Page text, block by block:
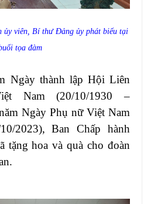
viên, Bí thư Đảng ủy phát biểu tại
tọa đàm
Ngày thành lập Hội Liên
Nam (20/10/1930 –
Ngày Phụ nữ Việt Nam
2023), Ban Chấp hành
tặng hoa và quà cho đoàn